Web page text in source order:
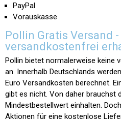
PayPal
Vorauskasse
Pollin Gratis Versand
versandkostenfrei
Pollin bietet normalerweise keine
an. Innerhalb Deutschlands
Euro Versandkosten berechnet.
gibt es nicht. Von daher brauchst
Mindestbestellwert einhalten.
Aktionen für eine kostenlose